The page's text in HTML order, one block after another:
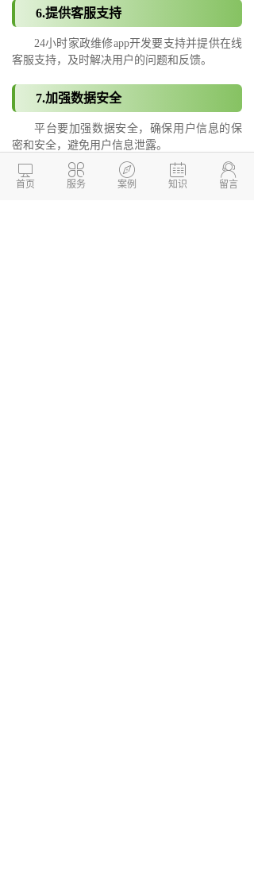
6.提供客服支持
24小时家政维修app开发要支持并提供在线
客服支持，及时解决用户的问题和反馈。
7.加强数据安全
平台要加强数据安全，确保用户信息的保
密和安全，避免用户信息泄露。
8.测试验收

首页

服务

案例

知识

留言